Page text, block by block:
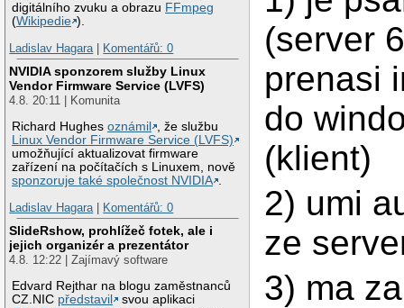
digitálního zvuku a obrazu FFmpeg
(Wikipedie ).
Ladislav Hagara
Komentářů: 0
NVIDIA sponzorem služby Linux
Vendor Firmware Service (LVFS)
4.8. 20:11 | Komunita
Richard Hughesoznámil
, že službu
Linux Vendor Firmware Service (LVFS)
umožňující aktualizovat firmware
zařízení na počítačích s Linuxem, nově
sponzoruje také společnost NVIDIA .
Ladislav Hagara | Komentářů: 0
SlideRshow, prohlížeč fotek, ale i
jejich organizér a prezentátor
4.8. 12:22 | Zajímavý software
Edvard Rejthar na blogu zaměstnanců
CZ.NIC představil
svou aplikaci
(server
prenasi
do
(klient)
2) umi
ze
3) ma